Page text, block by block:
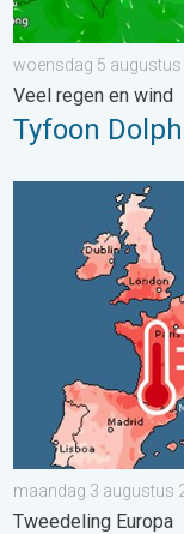
woensdag 5 augustus
Veel regen en wind
Tyfoon
Grote
maandag 3 augustus
Tweedeling Europa